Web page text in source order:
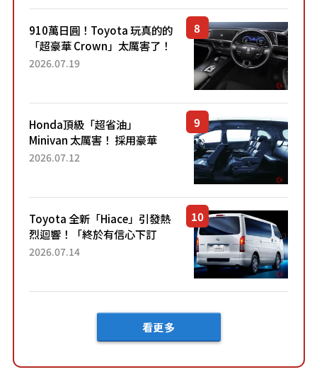
了！...
910萬日圓！Toyota 玩真的的
「超豪華 Crown」太厲害了！
採用由「匠人技藝」打造的
2026.07.19
Honda頂級「超省油」
Minivan 太厲害！ 採用豪華
「真皮座椅」與專屬「黑色內
「三...
2026.07.12
Toyota 全新「Hiace」引發熱
烈迴響！「終於有信心下訂
了！」「哪個等級交車最
車？...
2026.07.14
看更多